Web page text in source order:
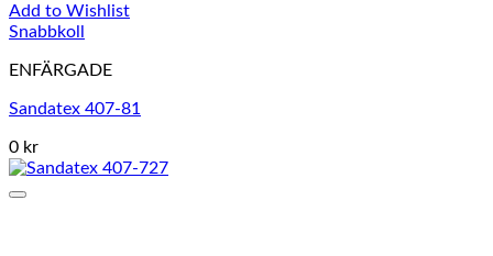
Add to Wishlist
Snabbkoll
ENFÄRGADE
Sandatex 407-81
0 kr